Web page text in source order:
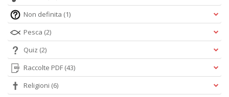
Non definita (1)
Pesca (2)
Quiz (2)
Raccolte PDF (43)
Religioni (6)